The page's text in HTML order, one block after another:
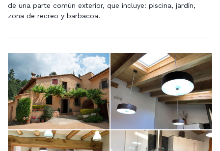
de una parte común exterior, que incluye: piscina, jardín,
zona de recreo y barbacoa.